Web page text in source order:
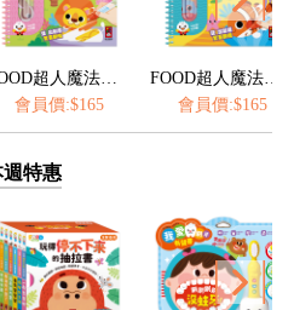
會員價:$165
會員價:$165
週特惠